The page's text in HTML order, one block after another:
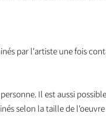
par l'artiste une fois
Il est aussi
selon la taille de